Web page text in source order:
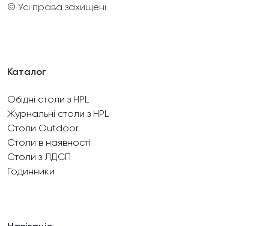
© Усі права захищені
Каталог
Обідні столи з HPL
Журнальні столи з HPL
Столи Outdoor
Столи в наявності
Столи з ЛДСП
Годинники